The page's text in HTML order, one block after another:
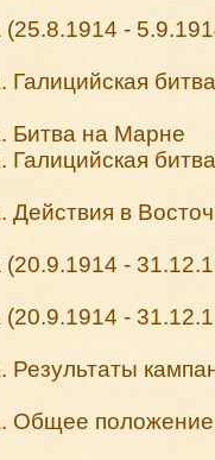
-
Битва на Марне
Действия в
-
-
Общее